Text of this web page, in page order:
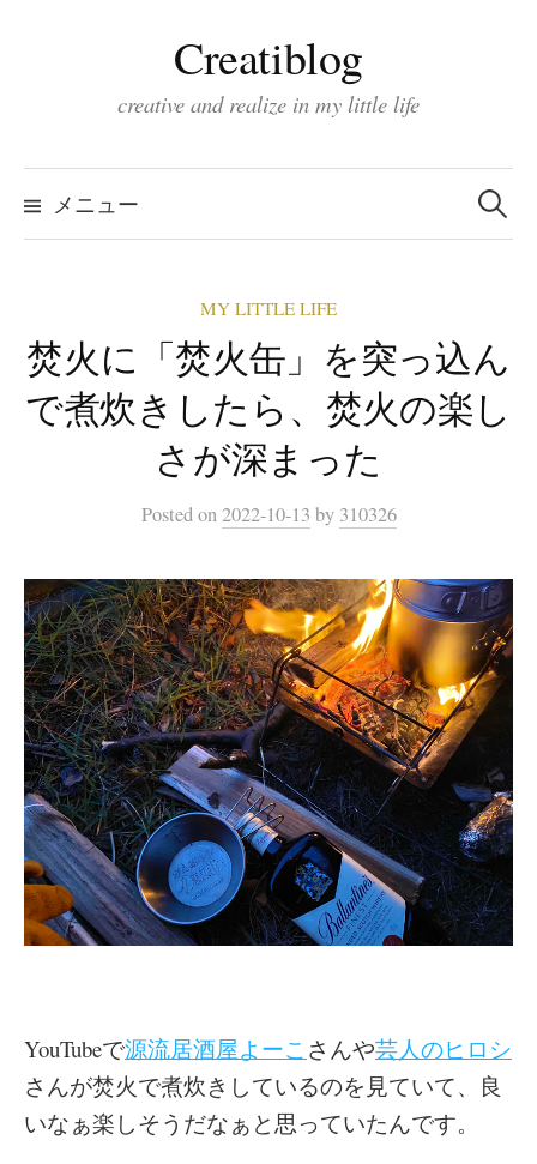
ツ
へ
ス
プ
Creatiblog
creative and realize in my little life
メニュー
検
索:
MY LITTLE LIFE
焚火に「焚火缶」を突っ込ん
で煮炊きしたら、焚火の楽し
さが深まった
Postedon2022-10-13 by 310326
YouTubeで源流居酒屋よーこ さんや芸人のヒロシ
さんが焚火で煮炊きしているのを見ていて、良
いなぁ楽しそうだなぁと思っていたんです。